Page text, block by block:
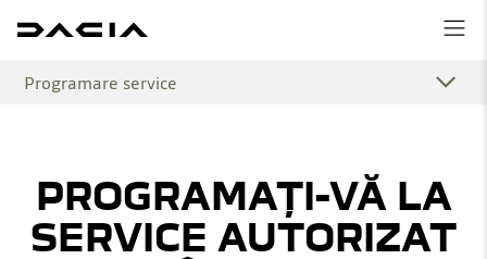
Programare service
PROGRAMAȚI-VĂ LA
SERVICE AUTORIZAT